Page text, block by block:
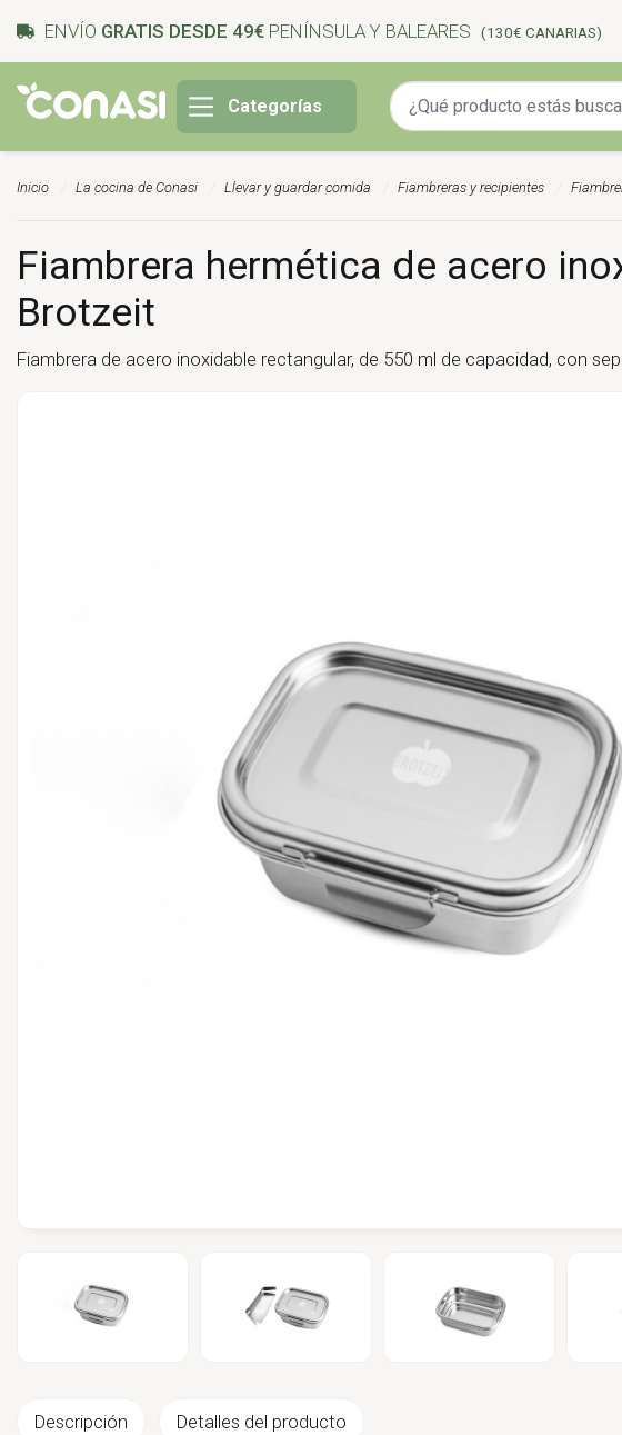
ENVÍO GRATIS DESDE 49€ PENÍNSULA Y BALEARES (130€ CANARIAS)
Categorías
Inicio La cocina de Conasi Llevar y guardar comida Fiambreras y recipientes
Fiambrera hermética de acero
Brotzeit
Fiambrera de acero inoxidable rectangular, de 550 ml de capacidad, con
Descripción Detalles del producto